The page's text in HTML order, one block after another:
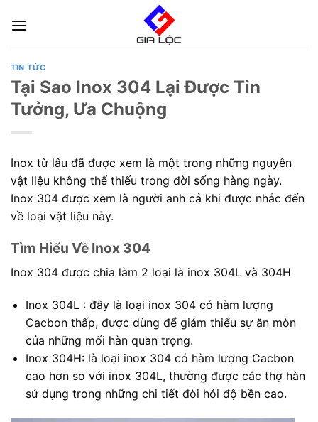
TIN TỨC
Tại Sao Inox 304 Lại Được Tin
Tưởng, Ưa Chuộng
Inox từ lâu đã được xem là một trong những nguyên
vật liệu không thể thiếu trong đời sống hàng ngày.
Inox 304 được xem là người anh cả khi được nhắc đến
về loại vật liệu này.
Tìm Hiểu Về Inox 304
Inox 304 được chia làm 2 loại là inox 304L và 304H
Inox 304L : đây là loại inox 304 có hàm lượng
Cacbon thấp, được dùng để giảm thiểu sự ăn mòn
của những mối hàn quan trọng.
Inox 304H: là loại inox 304 có hàm lượng Cacbon
cao hơn so với inox 304L, thường được các thợ hàn
sử dụng trong những chi tiết đòi hỏi độ bền cao.